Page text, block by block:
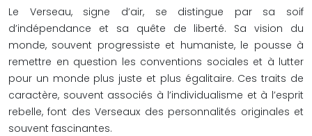
Le Verseau, signe d’air, se distingue par sa soif
d’indépendance et sa quête de liberté. Sa vision du
monde, souvent progressiste et humaniste, le pousse à
remettre en question les conventions sociales et à lutter
pour un monde plus juste et plus égalitaire. Ces traits de
caractère, souvent associés à l’individualisme et à l’esprit
rebelle, font des Verseaux des personnalités originales et
souvent fascinantes.